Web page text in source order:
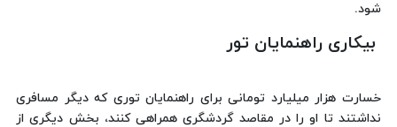
شود.
بیکاری راهنمایان تور
خسارت هزار میلیارد تومانی برای راهنمایان توری که دیگر مسافری
نداشتند تا او را در مقاصد گردشگری همراهی کنند، بخش دیگری از